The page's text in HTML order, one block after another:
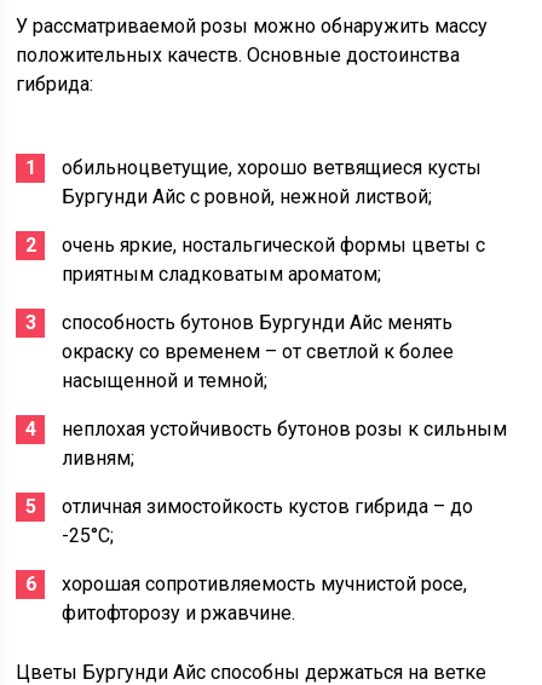
У рассматриваемой розы можно обнаружить массу
положительных качеств. Основные достоинства
гибрида:
обильноцветущие, хорошо ветвящиеся кусты
Бургунди Айс с ровной, нежной листвой;
очень яркие, ностальгической формы цветы с
приятным сладковатым ароматом;
способность бутонов Бургунди Айс менять
окраску со временем – от светлой к более
насыщенной и темной;
неплохая устойчивость бутонов розы к сильным
ливням;
отличная зимостойкость кустов гибрида – до
-25°С;
хорошая сопротивляемость мучнистой росе,
фитофторозу и ржавчине.
Цветы Бургунди Айс способны держаться на ветке